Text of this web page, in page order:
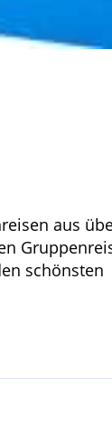
aus
schönsten